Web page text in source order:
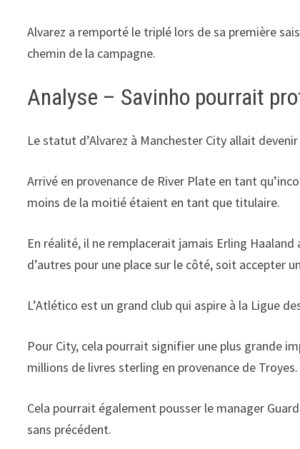
Alvarez a remporté le triplé lors de sa première
chemin de la campagne.
Analyse – Savinho pourrait
Le statut d’Alvarez à Manchester City allait
Arrivé en provenance de River Plate en tant
moins de la moitié étaient en tant que titulaire.
En réalité, il ne remplacerait jamais Erling
d’autres pour une place sur le côté, soit
L’Atlético est un grand club qui aspire à la Ligue
Pour City, cela pourrait signifier une plus grande
millions de livres sterling en provenance de Troyes.
Cela pourrait également pousser le manager
sans précédent.